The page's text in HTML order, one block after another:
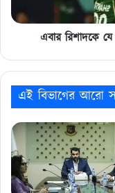
এবার রিশাদকে
এই বিভাগের আরো